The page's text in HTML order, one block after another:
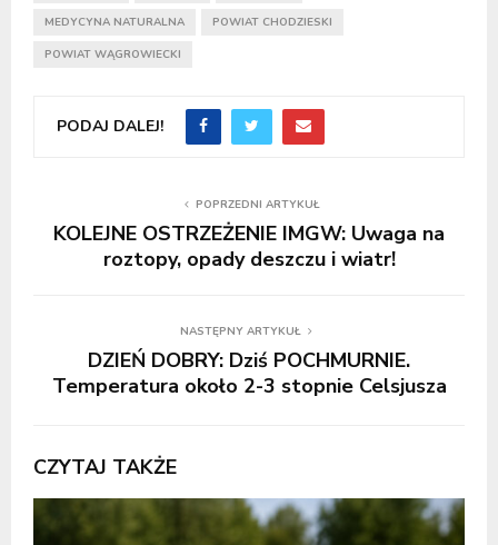
MEDYCYNA NATURALNA POWIAT CHODZIESKI
POWIAT WĄGROWIECKI
PODAJ DALEJ!
POPRZEDNI ARTYKUŁ
KOLEJNE OSTRZEŻENIE IMGW: Uwaga na
roztopy, opady deszczu i wiatr!
NASTĘPNY ARTYKUŁ
DZIEŃ DOBRY: Dziś POCHMURNIE.
Temperatura około 2-3 stopnie Celsjusza
CZYTAJ TAKŻE